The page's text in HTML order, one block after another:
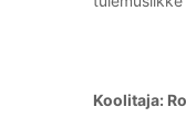
Koolitaja: